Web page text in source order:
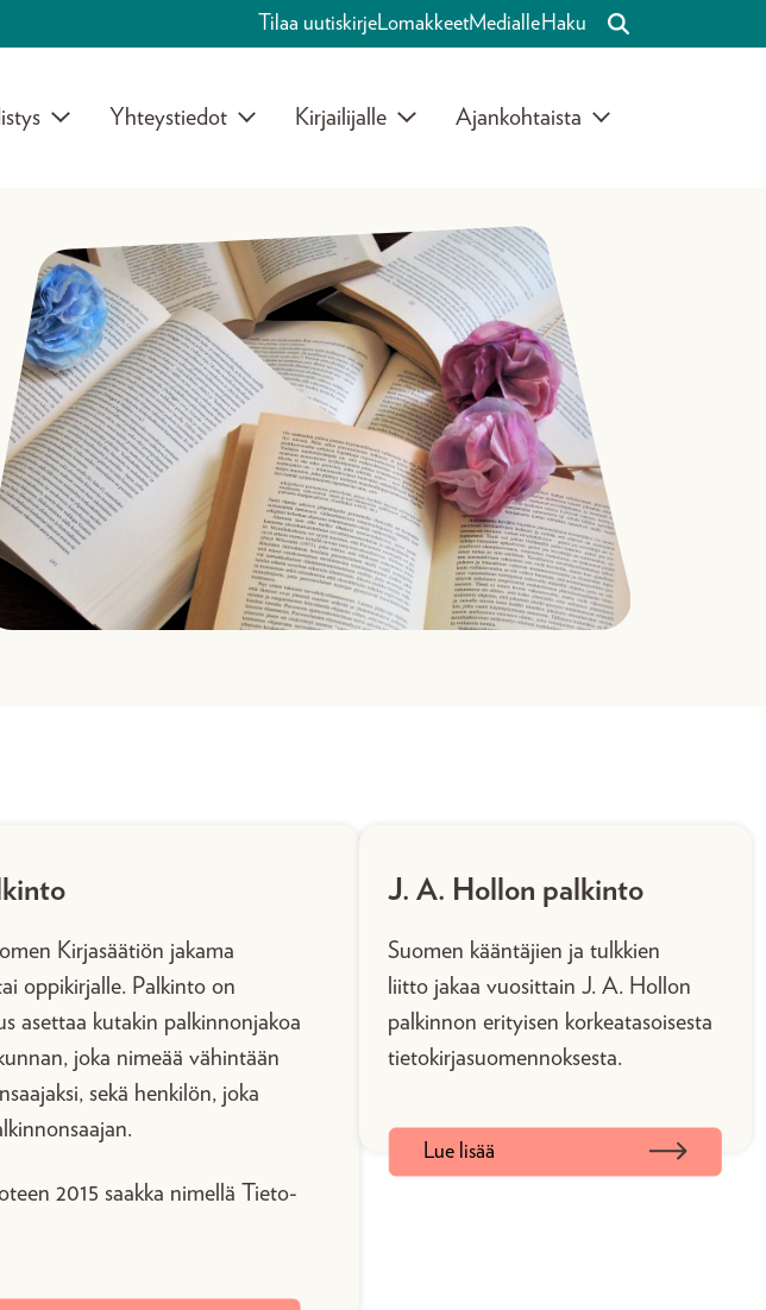
Tilaa uutiskirjeLomakkeetMedialleHaku
Yhteystiedot Kirjailijalle Ajankohtaista
Kirjasäätiön jakama
oppikirjalle. Palkinto on
asettaa kutakin palkinnonjakoa
joka nimeää vähintään
sekä henkilön, joka
2015 saakka nimellä Tieto-
J. A. Hollon palkinto
Suomen kääntäjien ja tulkkien
liitto jakaa vuosittain J. A. Hollon
palkinnon erityisen korkeatasoisesta
tietokirjasuomennoksesta.
Lue lisää